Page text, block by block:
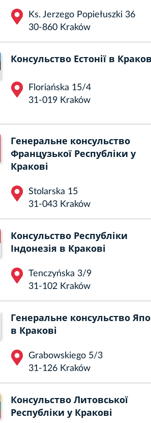
Ks. Jerzego Popiełuszki 36
30-860 Kraków
Консульство Естонії в
Floriańska 15/4
31-019 Kraków
Генеральне консульство
Французької Республіки у
Кракові
Stolarska 15
31-043 Kraków
Консульство Республіки
Індонезія в Кракові
Tenczyńska 3/9
31-102 Kraków
Генеральне консульство
в Кракові
Grabowskiego 5/3
31-126 Kraków
Консульство Литовської
Республіки у Кракові